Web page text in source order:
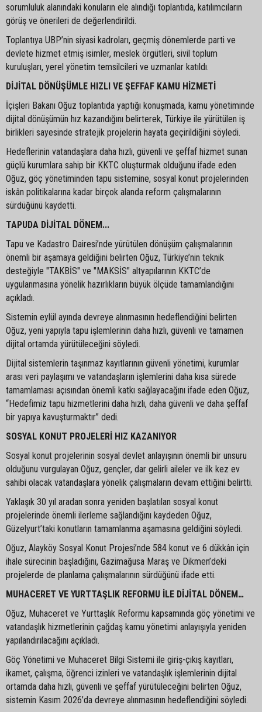
sorumluluk alanındaki konuların ele alındığı toplantıda, katılımcıların
görüş ve önerileri de değerlendirildi.
Toplantıya UBP’nin siyasi kadroları, geçmiş dönemlerde parti ve
devlete hizmet etmiş isimler, meslek örgütleri, sivil toplum
kuruluşları, yerel yönetim temsilcileri ve uzmanlar katıldı.
DİJİTAL DÖNÜŞÜMLE HIZLI VE ŞEFFAF KAMU HİZMETİ
İçişleri Bakanı Oğuz toplantıda yaptığı konuşmada, kamu yönetiminde
dijital dönüşümün hız kazandığını belirterek, Türkiye ile yürütülen iş
birlikleri sayesinde stratejik projelerin hayata geçirildiğini söyledi.
Hedeflerinin vatandaşlara daha hızlı, güvenli ve şeffaf hizmet sunan
güçlü kurumlara sahip bir KKTC oluşturmak olduğunu ifade eden
Oğuz, göç yönetiminden tapu sistemine, sosyal konut projelerinden
iskân politikalarına kadar birçok alanda reform çalışmalarının
sürdüğünü kaydetti.
TAPUDA DİJİTAL DÖNEM...
Tapu ve Kadastro Dairesi’nde yürütülen dönüşüm çalışmalarının
önemli bir aşamaya geldiğini belirten Oğuz, Türkiye’nin teknik
desteğiyle "TAKBİS" ve "MAKSİS" altyapılarının KKTC’de
uygulanmasına yönelik hazırlıkların büyük ölçüde tamamlandığını
açıkladı.
Sistemin eylül ayında devreye alınmasının hedeflendiğini belirten
Oğuz, yeni yapıyla tapu işlemlerinin daha hızlı, güvenli ve tamamen
dijital ortamda yürütüleceğini söyledi.
Dijital sistemlerin taşınmaz kayıtlarının güvenli yönetimi, kurumlar
arası veri paylaşımı ve vatandaşların işlemlerini daha kısa sürede
tamamlaması açısından önemli katkı sağlayacağını ifade eden Oğuz,
“Hedefimiz tapu hizmetlerini daha hızlı, daha güvenli ve daha şeffaf
bir yapıya kavuşturmaktır” dedi.
SOSYAL KONUT PROJELERİ HIZ KAZANIYOR
Sosyal konut projelerinin sosyal devlet anlayışının önemli bir unsuru
olduğunu vurgulayan Oğuz, gençler, dar gelirli aileler ve ilk kez ev
sahibi olacak vatandaşlara yönelik çalışmaların devam ettiğini belirtti.
Yaklaşık 30 yıl aradan sonra yeniden başlatılan sosyal konut
projelerinde önemli ilerleme sağlandığını kaydeden Oğuz,
Güzelyurt’taki konutların tamamlanma aşamasına geldiğini söyledi.
Oğuz, Alayköy Sosyal Konut Projesi’nde 584 konut ve 6 dükkân için
ihale sürecinin başladığını, Gazimağusa Maraş ve Dikmen’deki
projelerde de planlama çalışmalarının sürdüğünü ifade etti.
MUHACERET VE YURTTAŞLIK REFORMU İLE DİJİTAL DÖNEM…
Oğuz, Muhaceret ve Yurttaşlık Reformu kapsamında göç yönetimi ve
vatandaşlık hizmetlerinin çağdaş kamu yönetimi anlayışıyla yeniden
yapılandırılacağını açıkladı.
Göç Yönetimi ve Muhaceret Bilgi Sistemi ile giriş-çıkış kayıtları,
ikamet, çalışma, öğrenci izinleri ve vatandaşlık işlemlerinin dijital
ortamda daha hızlı, güvenli ve şeffaf yürütüleceğini belirten Oğuz,
sistemin Kasım 2026’da devreye alınmasının hedeflendiğini söyledi.